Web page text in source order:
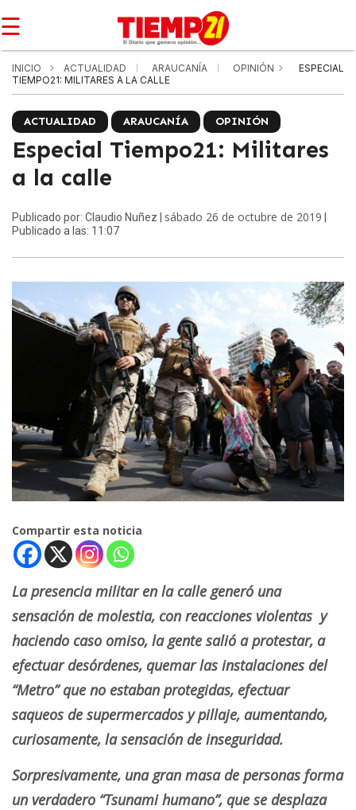
☰
INICIO ACTUALIDAD ARAUCANÍA OPINIÓN
ESPECIAL
TIEMPO21: MILITARES A LA CALLE
ACTUALIDAD ARAUCANÍA OPINIÓN
Especial Tiempo21: Militares
a la calle
Publicado por: Claudio Nuñez | sábado 26 de octubre de 2019
Publicado a las: 11:07
Compartir esta noticia
La presencia militar en la calle generó una
sensación de molestia, con reacciones violentas y
haciendo caso omiso, la gente salió a protestar, a
efectuar desórdenes, quemar las instalaciones del
“Metro” que no estaban protegidas, efectuar
saqueos de supermercados y pillaje, aumentando,
curiosamente, la sensación de inseguridad.
Sorpresivamente, una gran masa de personas forma
un verdadero “Tsunami humano”, que se desplaza